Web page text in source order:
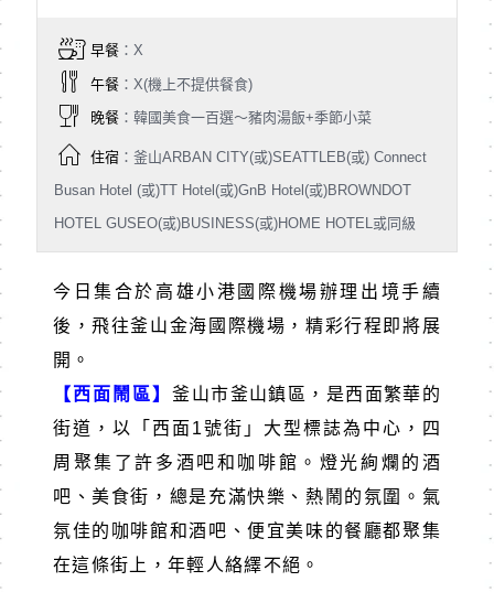
早餐：X
午餐：X(機上不提供餐食)
晚餐：韓國美食一百選～豬肉湯飯+季節小菜
住宿：釜山ARBAN CITY(或)SEATTLEB(或) Connect
Busan Hotel (或)TT Hotel(或)GnB Hotel(或)BROWNDOT
HOTEL GUSEO(或)BUSINESS(或)HOME HOTEL或同級
今日集合於高雄小港國際機場辦理出境手續
後，飛往釜山金海國際機場，精彩行程即將展
開。
【西面鬧區】釜山市釜山鎮區，是西面繁華的
街道，以「西面 1號街」大型標誌為中心，四
周聚集了許多酒吧和咖啡館。燈光絢爛的酒
吧、美食街，總是充滿快樂、熱鬧的氛圍。氣
氛佳的咖啡館和酒吧、便宜美味的餐廳都聚集
在這條街上，年輕人絡繹不絕。